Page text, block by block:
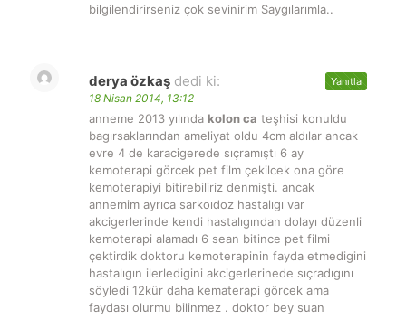
bilgilendirirseniz çok sevinirim Saygılarımla..
derya özkaş dedi ki:
18 Nisan 2014, 13:12
anneme 2013 yılında kolon ca teşhisi konuldu
bagırsaklarından ameliyat oldu 4cm aldılar ancak
evre 4 de karacigerede sıçramıştı 6 ay
kemoterapi görcek pet film çekilcek ona göre
kemoterapiyi bitirebiliriz denmişti. ancak
annemim ayrıca sarkoıdoz hastalıgı var
akcigerlerinde kendi hastalıgından dolayı düzenli
kemoterapi alamadı 6 sean bitince pet filmi
çektirdik doktoru kemoterapinin fayda etmedigini
hastalıgın ilerledigini akcigerlerinede sıçradıgını
söyledi 12kür daha kematerapi görcek ama
faydası olurmu bilinmez . doktor bey suan
Yanıtla